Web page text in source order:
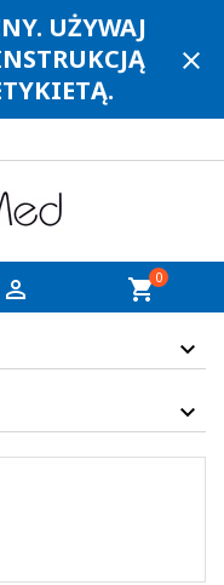
UŻYWAJ
close
 shopping_cart0